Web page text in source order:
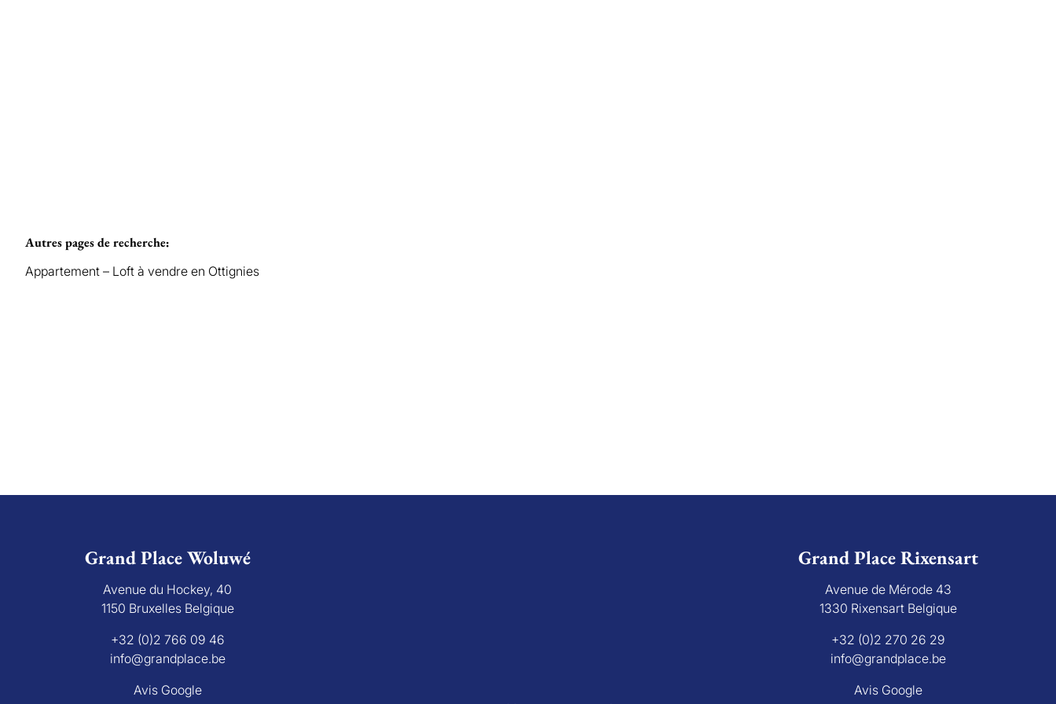
Autres pages de recherche:
Appartement – Loft à vendre en Ottignies
Grand Place Woluwé
Avenue du Hockey, 40
1150 Bruxelles Belgique
+32 (0)2 766 09 46
info@grandplace.be
Avis Google
Grand Place Rixensart
Avenue de Mérode 43
1330 Rixensart Belgique
+32 (0)2 270 26 29
info@grandplace.be
Avis Google